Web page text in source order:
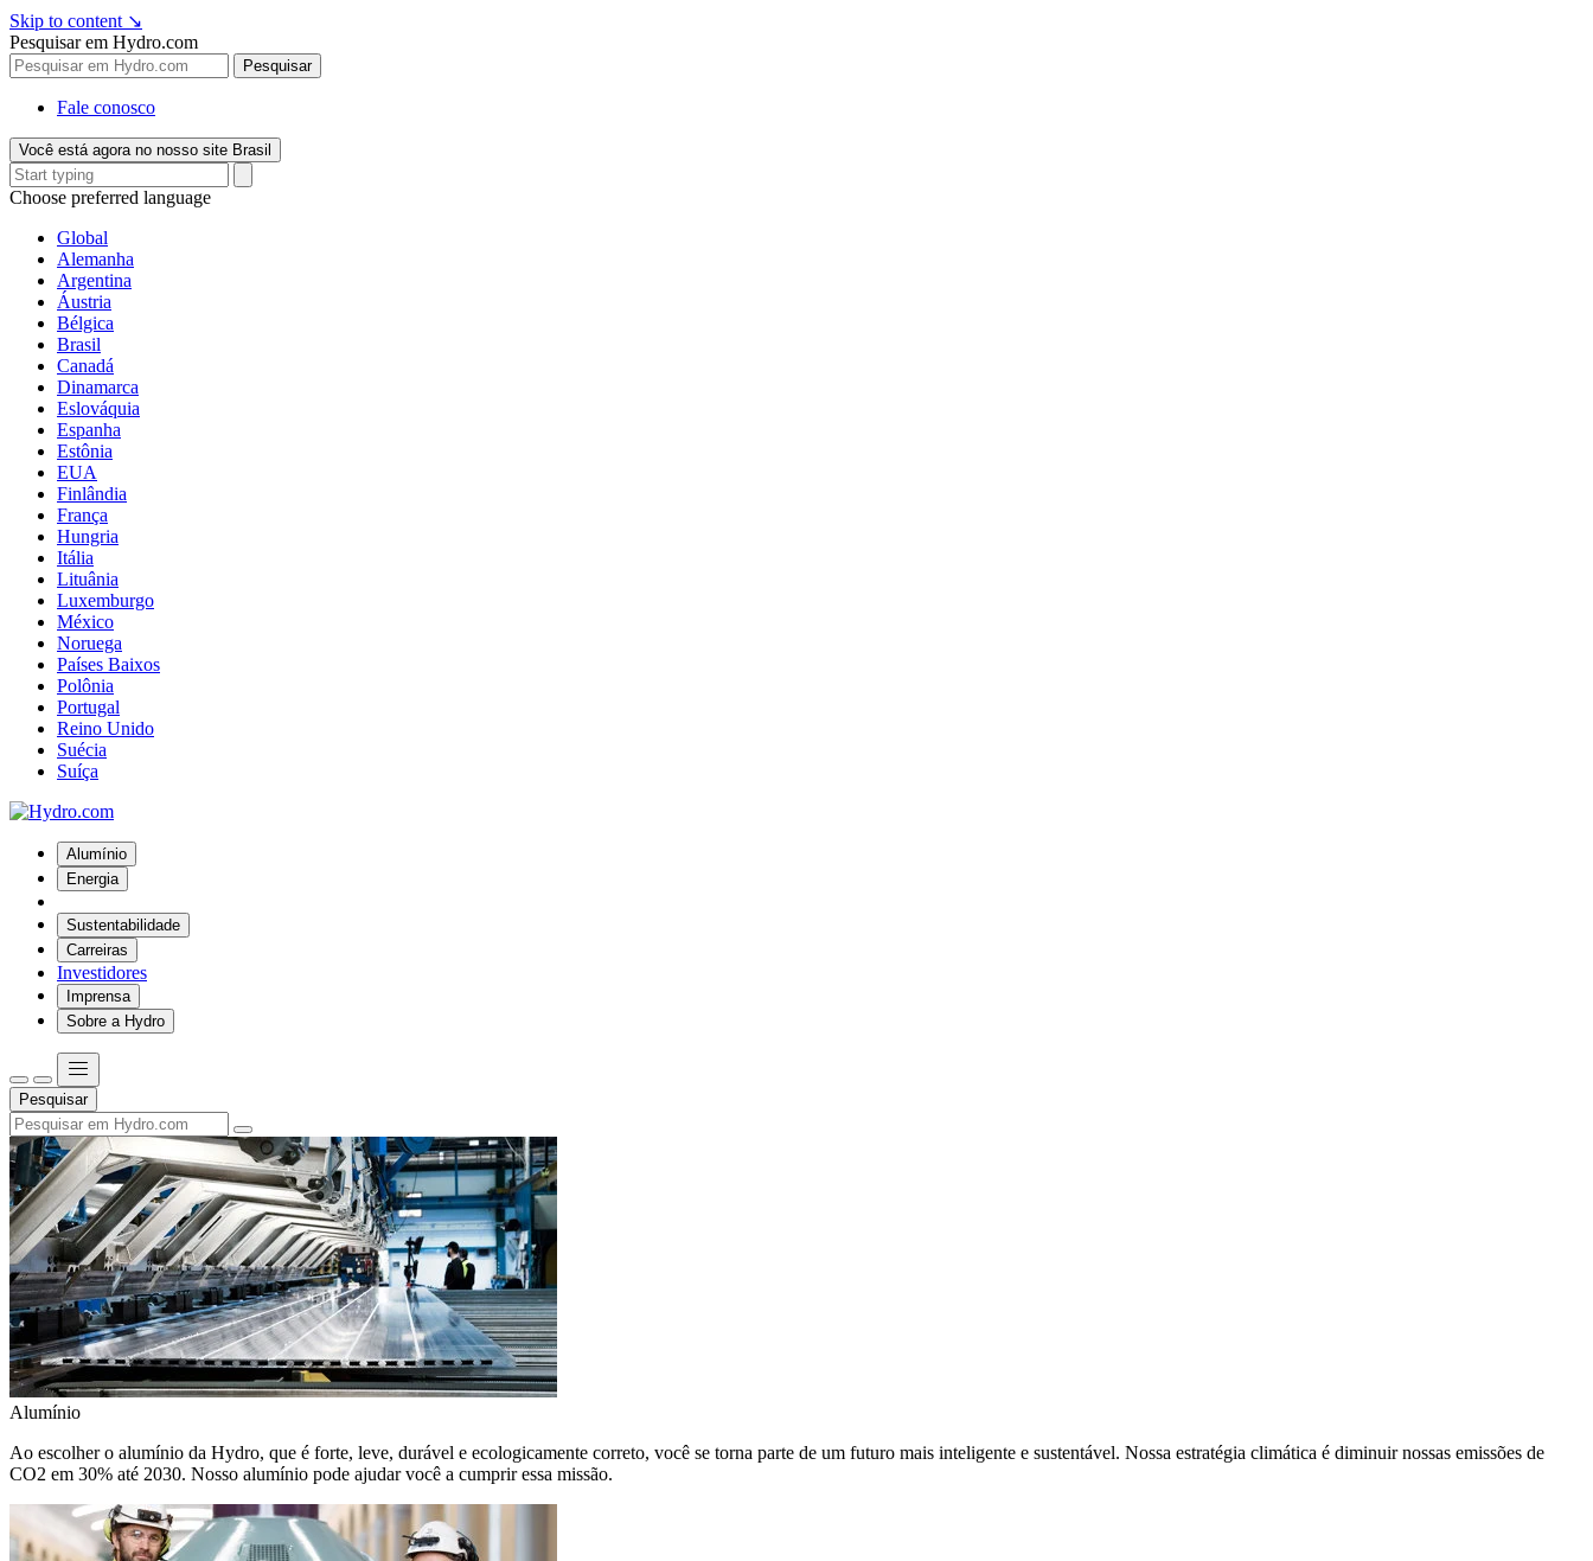
Skip to content ↘
Pesquisar em Hydro.com
Pesquisar
Fale conosco
Você está agora no nosso site Brasil
Choose preferred language
Global
Alemanha
Argentina
Áustria
Bélgica
Brasil
Canadá
Dinamarca
Eslováquia
Espanha
Estônia
EUA
Finlândia
França
Hungria
Itália
Lituânia
Luxemburgo
México
Noruega
Países Baixos
Polônia
Portugal
Reino Unido
Suécia
Suíça
Alumínio
Energia
Sustentabilidade
Carreiras
Investidores
Imprensa
Sobre a Hydro
Pesquisar
Alumínio
Ao escolher o alumínio da Hydro, que é forte, leve, durável e ecologicamente correto, você se torna parte de um futuro mais inteligente e sustentável. Nossa estratégia climática é diminuir nossas emissões de
CO2 em 30% até 2030. Nosso alumínio pode ajudar você a cumprir essa missão.